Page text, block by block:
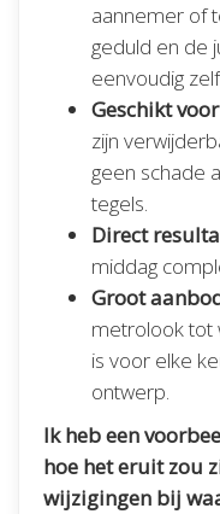
aannemer of
geduld en de
eenvoudig
Geschikt
zijn
geen schade
tegels.
Direct
middag
Groot
metrolook
is voor elke
ontwerp.
Ik heb een
hoe het eruit zou
wijzigingen bij